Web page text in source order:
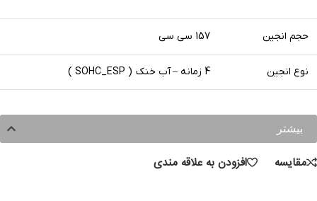
حجم انجین 157 سی سی
نوع انجین 4 زمانه – آب خنک ( SOHC_ESP )
بیشتر
مقایسه افزودن به علاقه مندی